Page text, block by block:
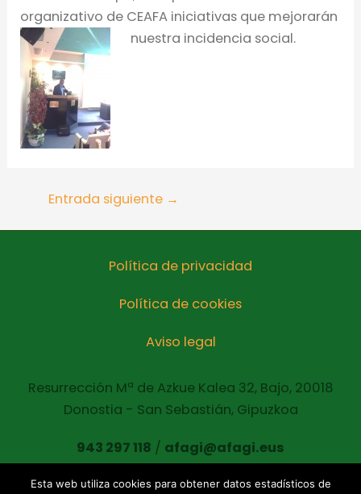
organizativo de CEAFA iniciativas que mejorarán
nuestra incidencia social.
Entrada siguiente →
Política de privacidad
Política de cookies
Aviso legal
Resurrección Mª de Azkue Kalea 32, Bajo, 20018
Donostia - San Sebastián, Gipuzkoa
943 297 118 / afagi@afagi.eus
Esta web utiliza cookies para obtener datos estadísticos de